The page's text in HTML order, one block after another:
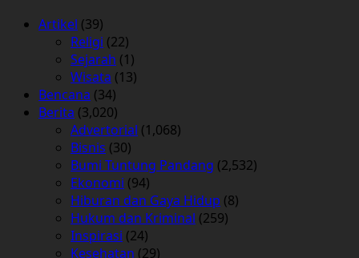
Artikel (39)
Religi (22)
Sejarah (1)
Wisata (13)
Bencana (34)
Berita (3,020)
Advertorial (1,068)
Bisnis (30)
Bumi Tuntung Pandang (2,532)
Ekonomi (94)
Hiburan dan Gaya Hidup (8)
Hukum dan Kriminal (259)
Inspirasi (24)
Kesehatan (29)